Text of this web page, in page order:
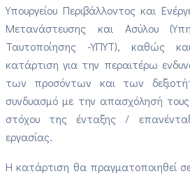
Υπουργείου Περιβάλλοντος και
Μετανάστευσης και Ασύλου
Ταυτοποίησης -ΥΠΥΤ), καθώς
κατάρτιση για την περαιτέρω
των προσόντων και των
συνδυασμό με την απασχόλησή
στόχου της ένταξης /
εργασίας.
Η κατάρτιση θα πραγματοποιηθεί